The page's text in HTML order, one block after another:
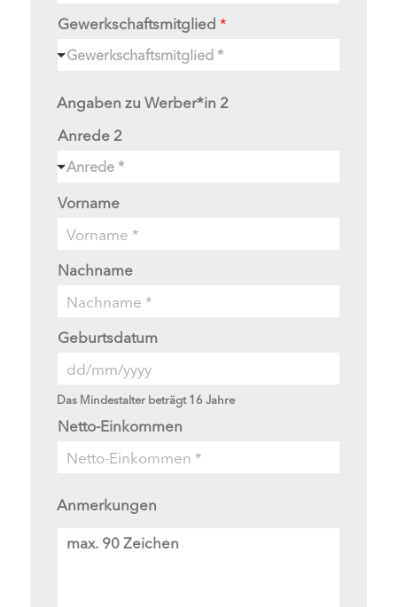
Gewerkschaftsmitglied *
Gewerkschaftsmitglied *
Angaben zu Werber*in 2
Anrede 2
Anrede *
Vorname
Nachname
Geburtsdatum
Das Mindestalter beträgt 16 Jahre
Netto-Einkommen
Anmerkungen